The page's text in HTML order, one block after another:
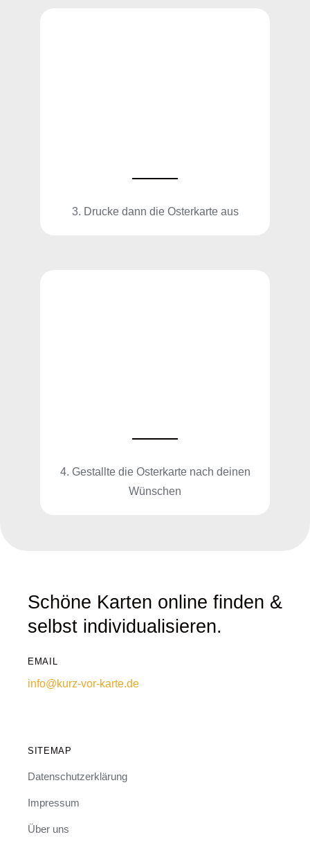
3. Drucke dann die Osterkarte aus
4. Gestallte die Osterkarte nach deinen
Wünschen
Schöne Karten online finden &
selbst individualisieren.
EMAIL
info@kurz-vor-karte.de
SITEMAP
Datenschutzerklärung
Impressum
Über uns